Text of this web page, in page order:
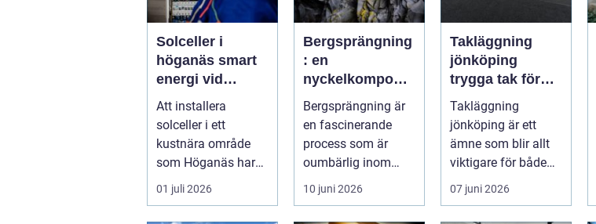
Solceller i
höganäs smart
energi vid
kusten
Att installera
solceller i ett
kustnära område
som Höganäs har
många fördelar. Du
får lägre elkostna...
01 juli 2026
Bergsprängning
: en
nyckelkompone
nt i modern
konstruktion
Bergsprängning är
en fascinerande
process som är
oumbärlig inom
bygg- och anl&au...
10 juni 2026
Takläggning
jönköping
trygga tak för
småländskt
väder
Takläggning
jönköping är ett
ämne som blir allt
viktigare för både
villaägare och
fastighetsägare i ...
07 juni 2026